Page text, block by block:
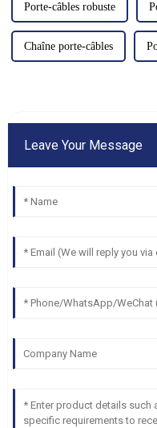
Porte-câbles robuste
Chaîne porte-câbles
Leave Your Message